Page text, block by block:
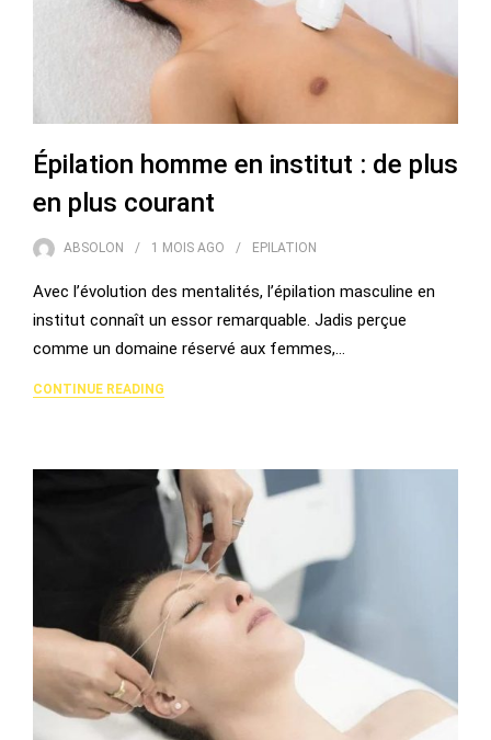
Épilation homme en institut : de plus
en plus courant
ABSOLON 1 MOIS AGO EPILATION
Avec l’évolution des mentalités, l’épilation masculine en
institut connaît un essor remarquable. Jadis perçue
comme un domaine réservé aux femmes,…
CONTINUE READING